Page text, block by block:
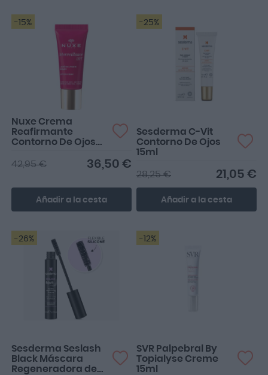
-15%
Nuxe Crema
Reafirmante
Contorno De Ojos
15ml
36,50 €
42,95 €
Añadir a la cesta
-25%
Lo compré por probar el
contorno de ojos de una
Sesderma C-Vit
Contorno De Ojos
15ml
21,05 €
28,25 €
Añadir a la cesta
-26%
Máscara de pestaña
perfecta para el día a día
Sesderma Seslash
Black Máscara
Regeneradora de
-12%
SVR Palpebral By
Topialyse Creme
15ml